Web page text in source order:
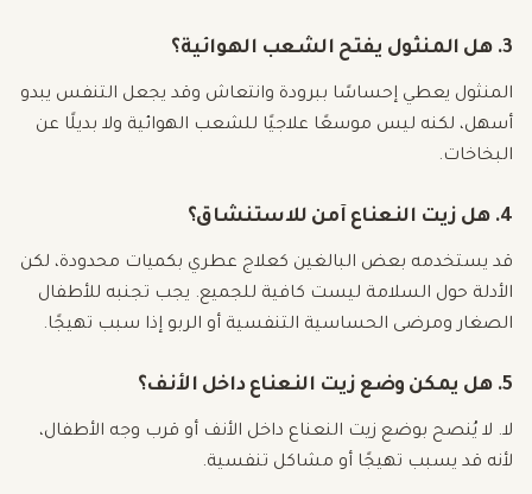
3. هل المنثول يفتح الشعب الهوائية؟
المنثول يعطي إحساسًا ببرودة وانتعاش وقد يجعل التنفس يبدو
أسهل، لكنه ليس موسعًا علاجيًا للشعب الهوائية ولا بديلًا عن
البخاخات.
4. هل زيت النعناع آمن للاستنشاق؟
قد يستخدمه بعض البالغين كعلاج عطري بكميات محدودة، لكن
الأدلة حول السلامة ليست كافية للجميع. يجب تجنبه للأطفال
الصغار ومرضى الحساسية التنفسية أو الربو إذا سبب تهيجًا.
5. هل يمكن وضع زيت النعناع داخل الأنف؟
لا. لا يُنصح بوضع زيت النعناع داخل الأنف أو قرب وجه الأطفال،
لأنه قد يسبب تهيجًا أو مشاكل تنفسية.